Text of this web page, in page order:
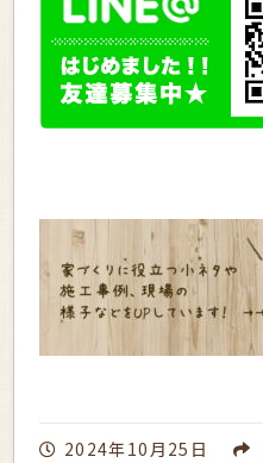
2024年10月25日